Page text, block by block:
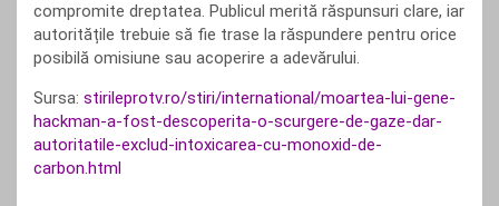
compromite dreptatea. Publicul merită răspunsuri clare, iar
autoritățile trebuie să fie trase la răspundere pentru orice
posibilă omisiune sau acoperire a adevărului.
Sursa: stirileprotv.ro/stiri/international/moartea-lui-gene-
hackman-a-fost-descoperita-o-scurgere-de-gaze-dar-
autoritatile-exclud-intoxicarea-cu-monoxid-de-
carbon.html